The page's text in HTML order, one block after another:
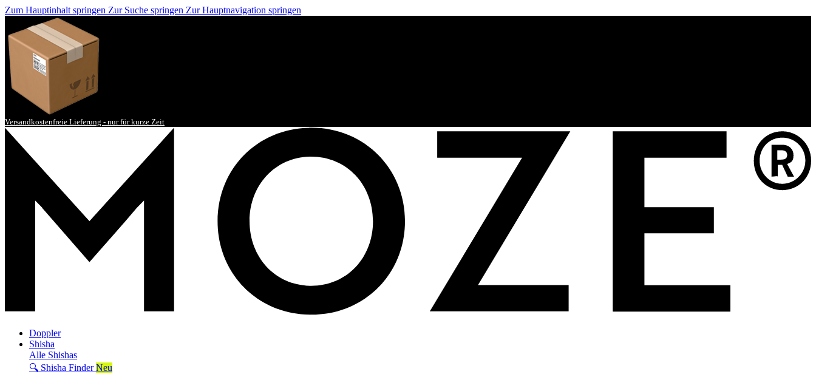
Zum Hauptinhalt springen Zur Suche springen Zur Hauptnavigation springen
Versandkostenfreie Lieferung - nur für kurze Zeit
Doppler
Shisha
Alle Shishas
🔍 Shisha Finder Neu